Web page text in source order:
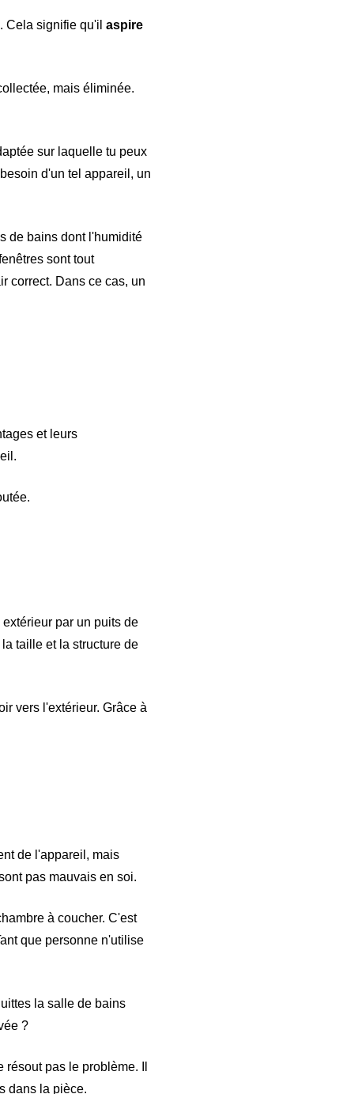
Cela signifie qu'il aspire
mais éliminée.
sur laquelle tu peux
d'un tel appareil, un
de bains dont l'humidité
sont tout
correct. Dans ce cas, un
et leurs
par un puits de
taille et la structure de
vers l'extérieur. Grâce à
de l'appareil, mais
pas mauvais en soi.
à coucher. C'est
que personne n'utilise
la salle de bains
?
résout pas le problème. Il
dans la pièce.